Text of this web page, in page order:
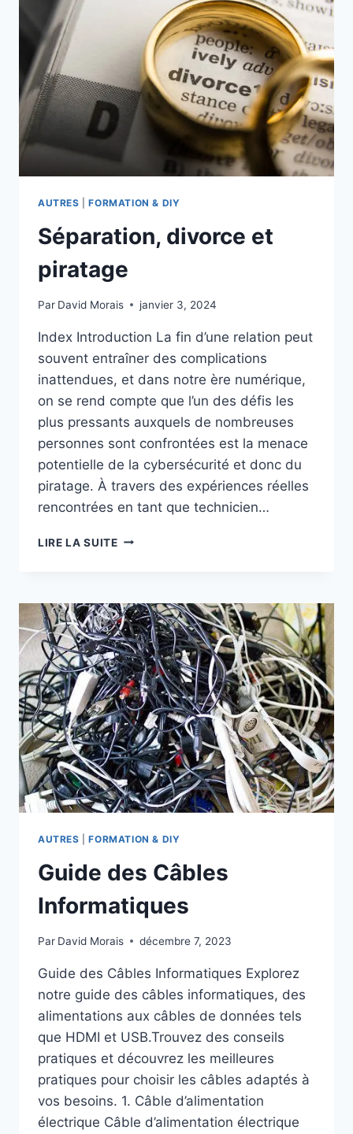
AUTRES |FORMATION & DIY
Séparation, divorce et
piratage
Par David Morais janvier 3, 2024
Index Introduction La fin d’une relation peut
souvent entraîner des complications
inattendues, et dans notre ère numérique,
on se rend compte que l’un des défis les
plus pressants auxquels de nombreuses
personnes sont confrontées est la menace
potentielle de la cybersécurité et donc du
piratage. À travers des expériences réelles
rencontrées en tant que technicien…
LIRE LA SUITESÉPARATION,
AUTRES |FORMATION & DIY
Guide des Câbles
Informatiques
Par David Morais décembre 7, 2023
Guide des Câbles Informatiques Explorez
notre guide des câbles informatiques, des
alimentations aux câbles de données tels
que HDMI et USB.Trouvez des conseils
pratiques et découvrez les meilleures
pratiques pour choisir les câbles adaptés à
vos besoins. 1. Câble d’alimentation
électrique Câble d’alimentation électrique